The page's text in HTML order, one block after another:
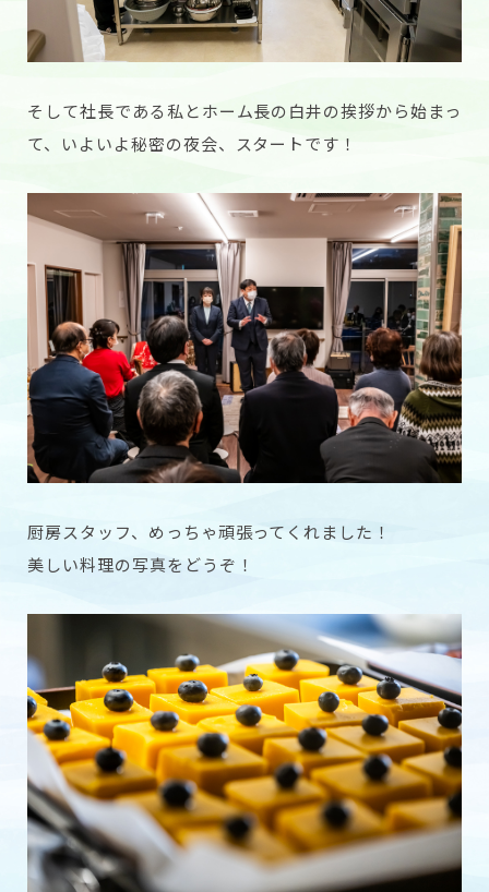
そして社長である私とホーム長の白井の挨拶から始まっ
て、いよいよ秘密の夜会、スタートです！
厨房スタッフ、めっちゃ頑張ってくれました！
美しい料理の写真をどうぞ！